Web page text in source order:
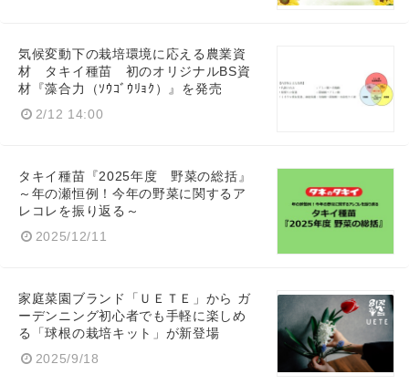
気候変動下の栽培環境に応える農業資
材 タキイ種苗 初のオリジナルBS資
材『藻合力（ｿｳｺﾞｳﾘｮｸ）』を発売
2/12 14:00
タキイ種苗『2025年度 野菜の総括』
～年の瀬恒例！今年の野菜に関するア
レコレを振り返る～
2025/12/11
家庭菜園ブランド「ＵＥＴＥ」から ガ
ーデンニング初心者でも手軽に楽しめ
る「球根の栽培キット」が新登場
2025/9/18